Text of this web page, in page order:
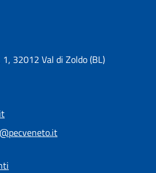
32012 Val di Zoldo (BL)